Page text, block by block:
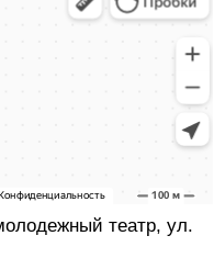
театр, ул.